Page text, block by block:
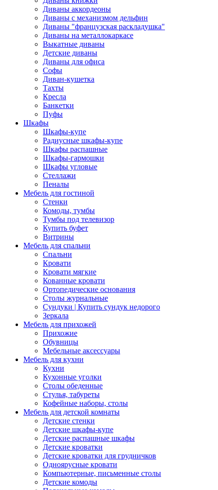
Диваны аккордеоны
Диваны с механизмом дельфин
Диваны "французская раскладушка"
Диваны на металлокаркасе
Выкатные диваны
Детские диваны
Диваны для офиса
Софы
Диван-кушетка
Тахты
Кресла
Банкетки
Пуфы
Шкафы
Шкафы-купе
Радиусные шкафы-купе
Шкафы распашные
Шкафы-гармошки
Шкафы угловые
Стеллажи
Пеналы
Мебель для гостиной
Стенки
Комоды, тумбы
Тумбы под телевизор
Купить буфет
Витрины
Мебель для спальни
Спальни
Кровати
Кровати мягкие
Кованные кровати
Ортопедические основания
Столы журнальные
Сундуки | Купить сундук недорого
Зеркала
Мебель для прихожей
Прихожие
Обувницы
Мебельные аксессуары
Мебель для кухни
Кухни
Кухонные уголки
Столы обеденные
Стулья, табуреты
Кофейные наборы, столы
Мебель для детской комнаты
Детские стенки
Детские шкафы-купе
Детские распашные шкафы
Детские кроватки
Детские кроватки для грудничков
Одноярусные кровати
Компьютерные, письменные столы
Детские комоды